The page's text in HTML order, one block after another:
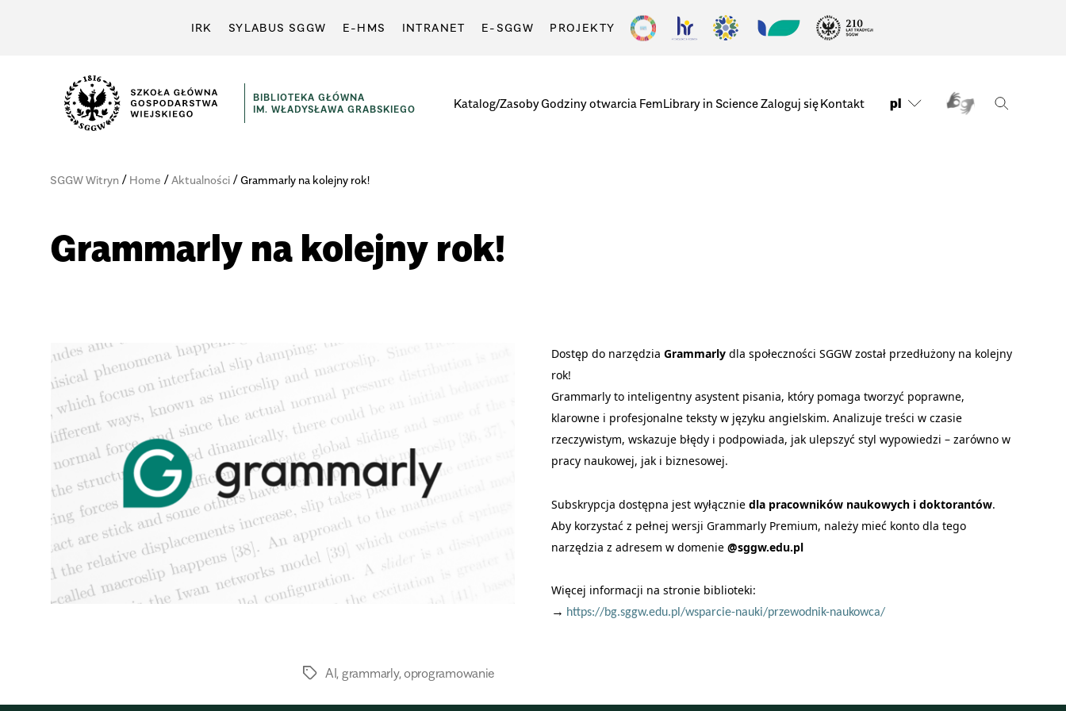
IRK SYLABUS SGGW E-HMS INTRANET E-SGGW PROJEKTY
BIBLIOTEKA GŁÓWNA
IM. WŁADYSŁAWA GRABSKIEGO
Katalog/ZasobyGodziny otwarcia FemLibrary in ScienceZaloguj sięKontakt pl
SGGW Witryn/ Home /Aktualności/Grammarly na kolejny rok!
Grammarly na kolejny rok!
Dostęp do narzędziaGrammarly dla społeczności SGGW został przedłużony na kolejny
rok!
Grammarly to inteligentny asystent pisania, który pomaga tworzyć poprawne,
klarowne i profesjonalne teksty w języku angielskim. Analizuje treści w czasie
rzeczywistym, wskazuje błędy i podpowiada, jak ulepszyć styl wypowiedzi – zarówno w
pracy naukowej, jak i biznesowej.
Subskrypcja dostępna jest wyłączniedla pracowników naukowych i doktorantów.
Aby korzystać z pełnej wersji Grammarly Premium, należy mieć konto dla tego
narzędzia z adresem w domenie@sggw.edu.pl
Więcej informacji na stronie biblioteki:
https://bg.sggw.edu.pl/wsparcie-nauki/przewodnik-naukowca/
AI, grammarly,oprogramowanie